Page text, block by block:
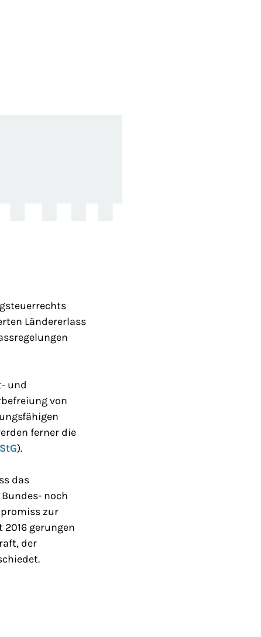
Ländererlass
und
von
ferner die
).
das
noch
zur
gerungen
der